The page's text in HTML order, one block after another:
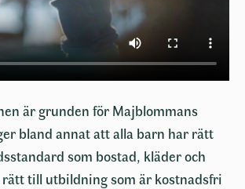
är grunden för Majblommans
bland annat att alla barn har rätt
som bostad, kläder och
till utbildning som är kostnadsfri